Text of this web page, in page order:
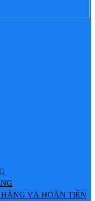
VÀ HOÀN TIỀN